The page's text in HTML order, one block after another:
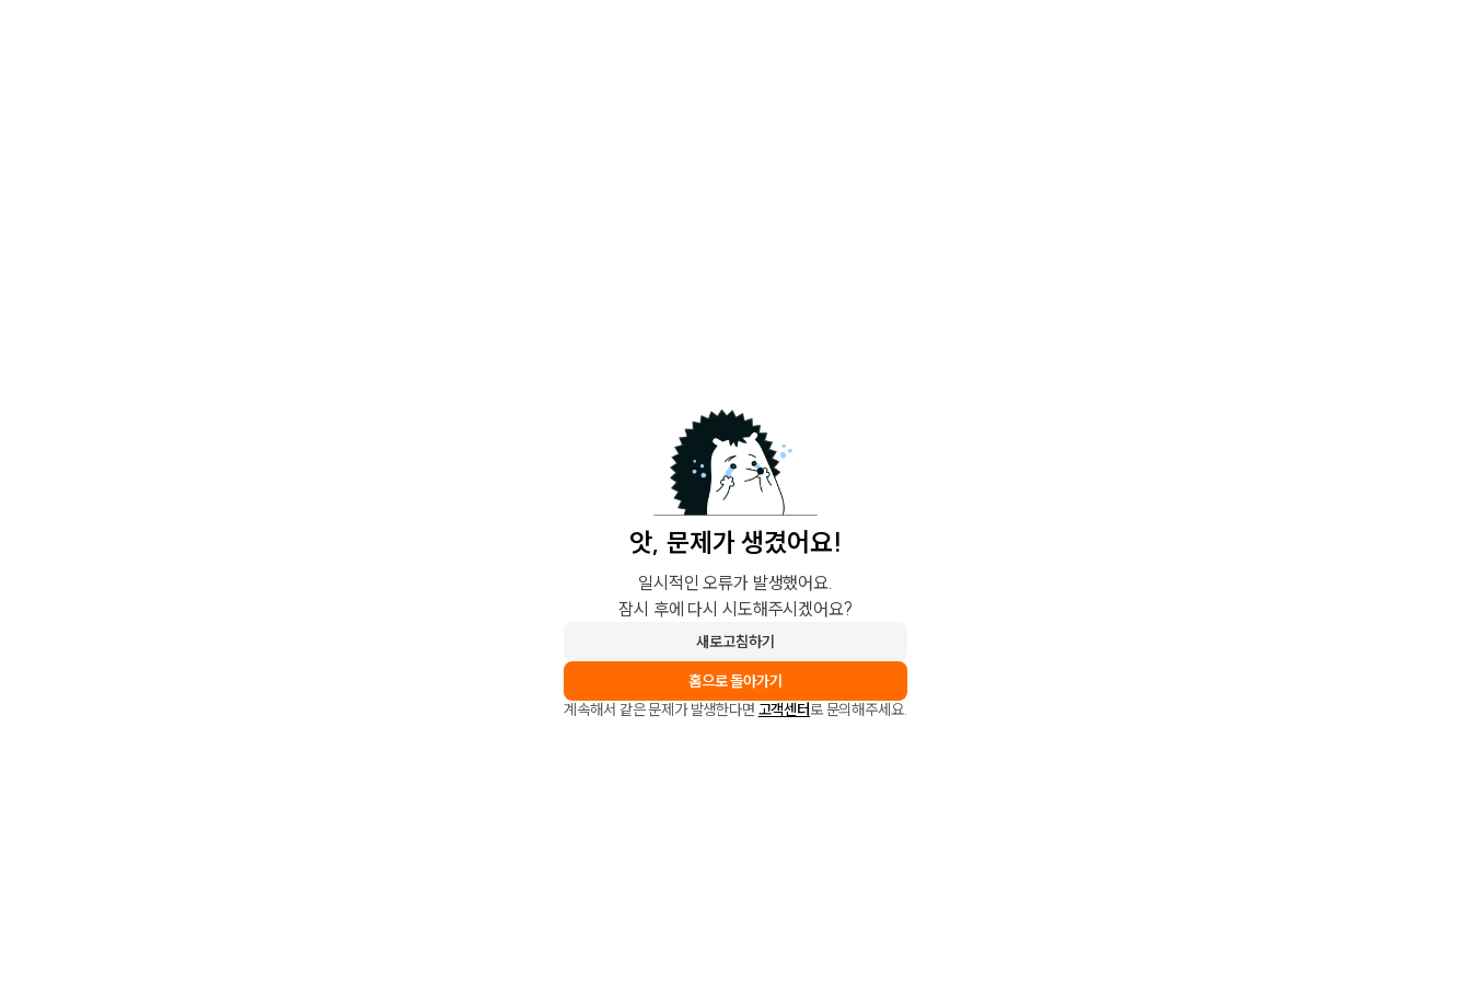
앗, 문제가 생겼어요!
일시적인 오류가 발생했어요.
잠시 후에 다시 시도해주시겠어요?
새로고침하기
홈으로 돌아가기
계속해서 같은 문제가 발생한다면 고객센터로 문의해주세요.